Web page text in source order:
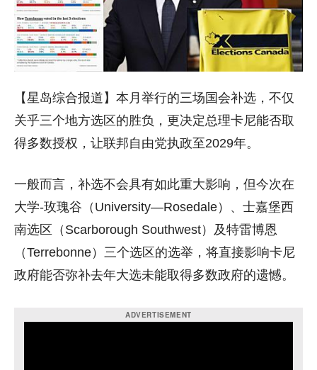
【星岛综合报道】本月举行的三场国会补选，不仅
关乎三个地方选区的胜负，更决定总理卡尼能否取
得多数授权，让联邦自由党执政至2029年。
一般而言，补选不会具有如此重大影响，但今次在
大学-玫瑰谷（University—Rosedale）、士嘉堡西
南选区（Scarborough Southwest）及特雷博恩
（Terrebonne）三个选区的选举，将直接影响卡尼
政府能否弥补去年大选未能取得多数政府的遗憾。